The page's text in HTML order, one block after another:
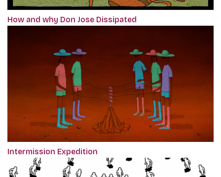
How and why Don Jose Dissipated
Intermission Expedition